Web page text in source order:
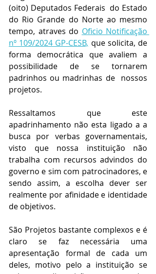
(oito) Deputados Federais  do Estado
do Rio Grande do Norte ao mesmo
tempo, atraves do Oficio Notificação
nº 109/2024 GP-CESB, que solicita, de
forma democrática que avaliem a
possibilidade de se tornarem
padrinhos ou madrinhas de  nossos
projetos.
Ressaltamos que este
apadrinhamento não esta ligado a a
busca por verbas governamentais,
visto que nossa instituição não
trabalha com recursos advindos do
governo e sim com patrocinadores, e
sendo assim, a escolha dever ser
realmente por afinidade e identidade
de objetivos.
São Projetos bastante complexos e é
claro se faz necessária uma
apresentação formal de cada um
deles, motivo pelo a instituição se